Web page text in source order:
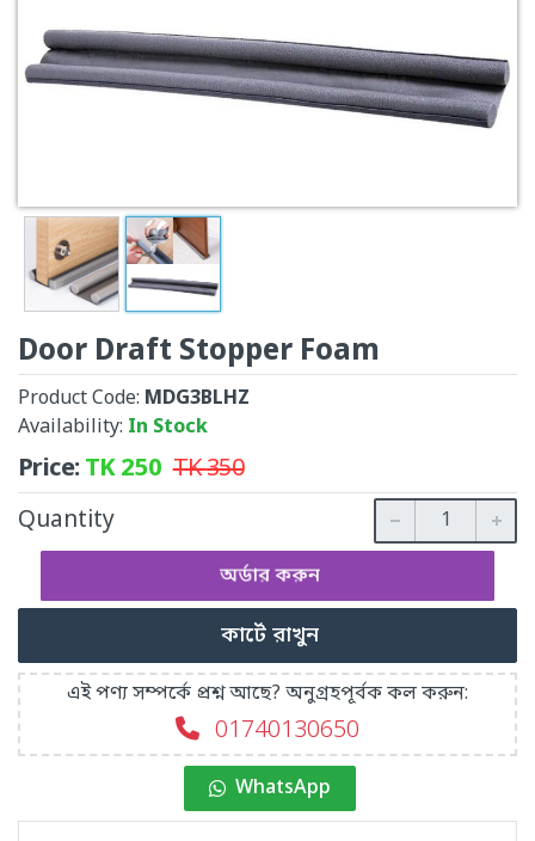
Door Draft Stopper Foam
Product Code: MDG3BLHZ
Availability: In Stock
Price:TK250 TK350
Quantity
অর্ডার করুন
কার্টে রাখুন
এই পণ্য সম্পর্কে প্রশ্ন আছে? অনুগ্রহপূর্বক কল করুন:
01740130650
WhatsApp